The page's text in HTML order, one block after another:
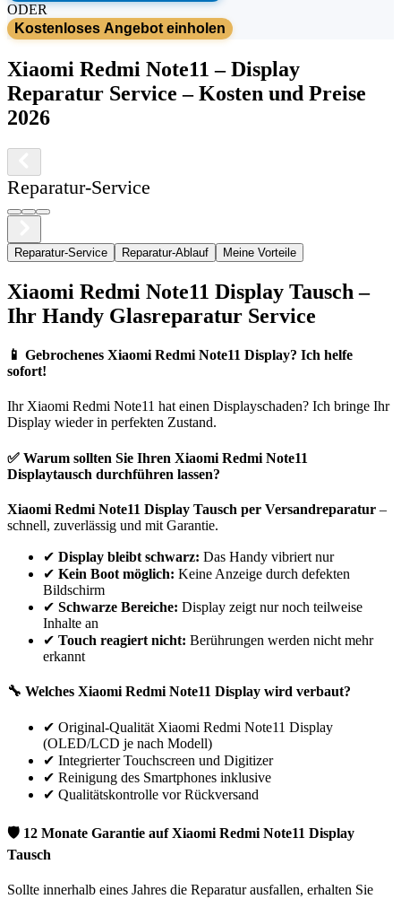
ODER
Kostenloses Angebot einholen
Xiaomi Redmi Note11 –Display
Reparatur Service – Kosten und Preise
2026
Reparatur-Service
Reparatur-Service Reparatur-Ablauf Meine Vorteile
Xiaomi Redmi Note11 Display Tausch –
Ihr Handy Glasreparatur Service
📱 Gebrochenes Xiaomi Redmi Note11 Display? Ich helfe
sofort!
Ihr Xiaomi Redmi Note11 hat einen Displayschaden? Ich bringe Ihr
Display wieder in perfekten Zustand.
✅ Warum sollten Sie Ihren Xiaomi Redmi Note11
Displaytausch durchführen lassen?
Xiaomi Redmi Note11 Display Tausch per Versandreparatur –
schnell, zuverlässig und mit Garantie.
✔ Display bleibt schwarz: Das Handy vibriert nur
✔ Kein Boot möglich: Keine Anzeige durch defekten
Bildschirm
✔ Schwarze Bereiche: Display zeigt nur noch teilweise
Inhalte an
✔ Touch reagiert nicht: Berührungen werden nicht mehr
erkannt
🔧 Welches Xiaomi Redmi Note11 Display wird verbaut?
✔ Original-Qualität Xiaomi Redmi Note11 Display
(OLED/LCD je nach Modell)
✔ Integrierter Touchscreen und Digitizer
✔ Reinigung des Smartphones inklusive
✔ Qualitätskontrolle vor Rückversand
🛡 12 Monate Garantie aufXiaomi Redmi Note11 Display
Tausch
Sollte innerhalb eines Jahres die Reparatur ausfallen, erhalten Sie